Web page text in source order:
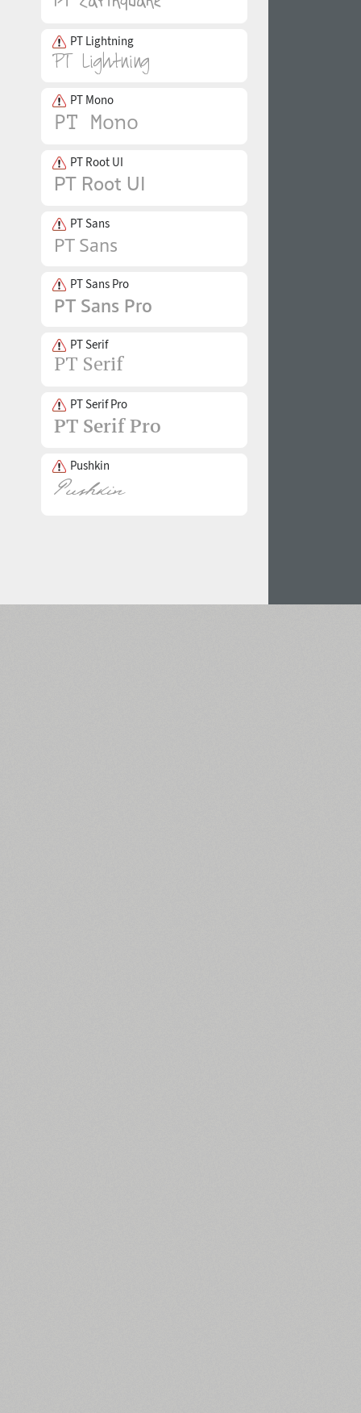
PT Lightning
PT Mono
PT Root UI
PT Sans
PT Sans Pro
PT Serif
PT Serif Pro
Pushkin